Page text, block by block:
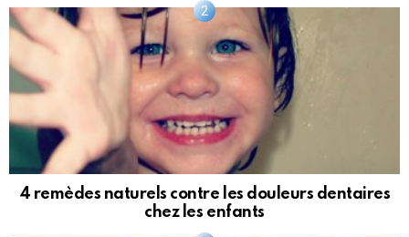
4 remèdes naturels contre les douleurs dentaires
chez les enfants